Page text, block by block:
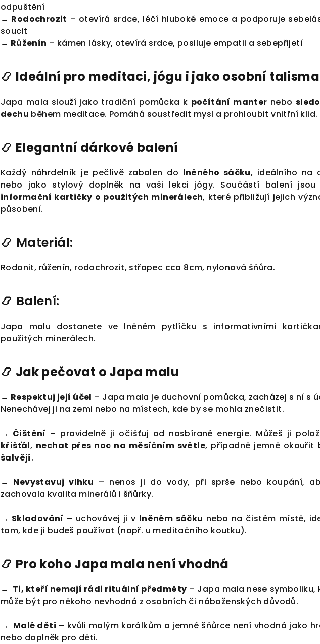
odpuštění
→ Rodochrozit – otevírá srdce, léčí hluboké emoce a podporuje
soucit
→ Růženín – kámen lásky, otevírá srdce, posiluje empatii a sebepřijetí
📿 Ideální pro meditaci, jógu i jako osobní
Japa mala slouží jako tradiční pomůcka k počítání manter nebo
dechu během meditace. Pomáhá soustředit mysl a prohloubit vnitřní klid.
📿 Elegantní dárkové balení
Každý náhrdelník je pečlivě zabalen do lněného sáčku, ideálního na
nebo jako stylový doplněk na vaši lekci jógy. Součástí balení jsou
informační kartičky o použitých minerálech, které přibližují jejich
působení.
📿 Materiál:
Rodonit, růženín, rodochrozit, střapec cca 8cm, nylonová šňůra.
📿 Balení:
Japa malu dostanete ve lněném pytlíčku s informativními
použitých minerálech.
📿 Jak pečovat o Japa malu
→ Respektuj její účel – Japa mala je duchovní pomůcka, zacházej s ní s
Nenechávej ji na zemi nebo na místech, kde by se mohla znečistit.
→ Čištění – pravidelně ji očišťuj od nasbírané energie. Můžeš ji
křišťál, nechat přes noc na měsíčním světle, případně jemně okouřit
šalvějí.
→ Nevystavuj vlhku – nenos ji do vody, při sprše nebo koupání,
zachovala kvalita minerálů i šňůrky.
→ Skladování – uchovávej ji v lněném sáčku nebo na čistém místě,
tam, kde ji budeš používat (např. u meditačního koutku).
📿 Pro koho Japa mala není vhodná
→ Ti, kteří nemají rádi rituální předměty – Japa mala nese symboliku,
může být pro někoho nevhodná z osobních či náboženských důvodů.
→ Malé děti – kvůli malým korálkům a jemné šňůrce není vhodná jako
nebo doplněk pro děti.